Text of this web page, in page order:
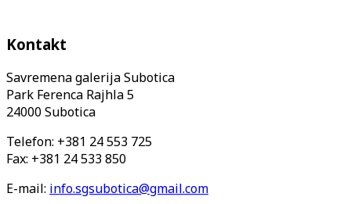
Kontakt
Savremena galerija Subotica
Park Ferenca Rajhla 5
24000 Subotica
Telefon: +381 24 553 725
Fax: +381 24 533 850
E-mail: info.sgsubotica@gmail.com